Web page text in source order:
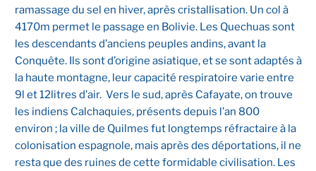
ramassage du sel en hiver, après cristallisation. Un col à
4170m permet le passage en Bolivie. Les Quechuas sont
les descendants d’anciens peuples andins, avant la
Conquête. Ils sont d’origine asiatique, et se sont adaptés à
la haute montagne, leur capacité respiratoire varie entre
9l et 12litres d’air. Vers le sud, après Cafayate, on trouve
les indiens Calchaquies, présents depuis l’an 800
environ ; la ville de Quilmes fut longtemps réfractaire à la
colonisation espagnole, mais après des déportations, il ne
resta que des ruines de cette formidable civilisation. Les